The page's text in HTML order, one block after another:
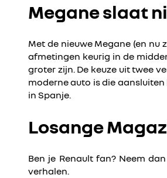
Megane slaat
Met de nieuwe Megane (en nu
afmetingen keurig in de
groter zijn. De keuze uit twee
moderne auto is die
in Spanje.
Losange
Ben je Renault fan? Neem
verhalen.